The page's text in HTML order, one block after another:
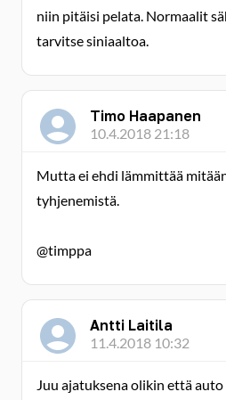
niin pitäisi pelata. Normaalit
tarvitse siniaaltoa.
Timo Haapanen
10.4.2018 21:18
Mutta ei ehdi lämmittää
tyhjenemistä.
@timppa
Antti Laitila
11.4.2018 10:32
Juu ajatuksena olikin että